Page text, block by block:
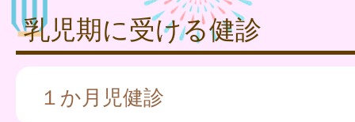
乳児期に受ける健診
１か月児健診